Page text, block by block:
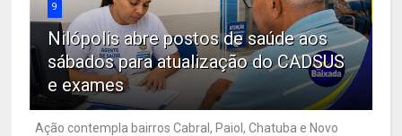
9
Nilópolis abre postos de saúde aos
sábados para atualização do CADSUS
e exames
Ação contempla bairros Cabral, Paiol, Chatuba e Novo